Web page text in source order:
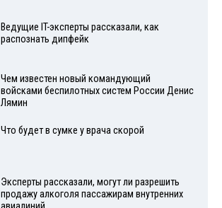
Ведущие IT-эксперты рассказали, как
распознать дипфейк
Чем известен новый командующий
войсками беспилотных систем России Денис
Лямин
Что будет в сумке у врача скорой
Эксперты рассказали, могут ли разрешить
продажу алкоголя пассажирам внутренних